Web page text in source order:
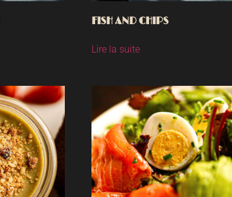
FISH AND CHIPS
Lire la suite